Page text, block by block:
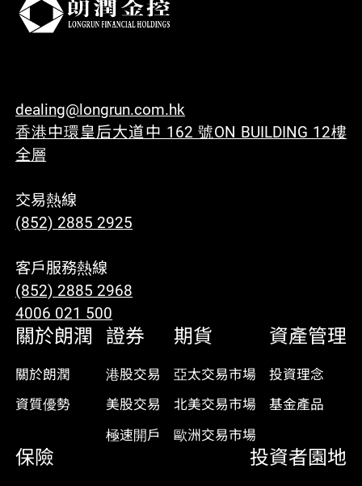
dealing@longrun.com.hk
香港中環皇后大道中 162 號ON BUILDING 12樓
全層
交易熱線
(852) 2885 2925
客戶服務熱線
(852) 2885 2968
4006 021 500
關於朗潤
關於朗潤
資質優勢
證券
港股交易
美股交易
極速開戶
期貨
亞太交易市場
北美交易市場
歐洲交易市場
資產管理
投資理念
基金產品
保險 投資者園地